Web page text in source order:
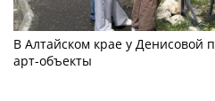
В Алтайском крае у
арт-объекты